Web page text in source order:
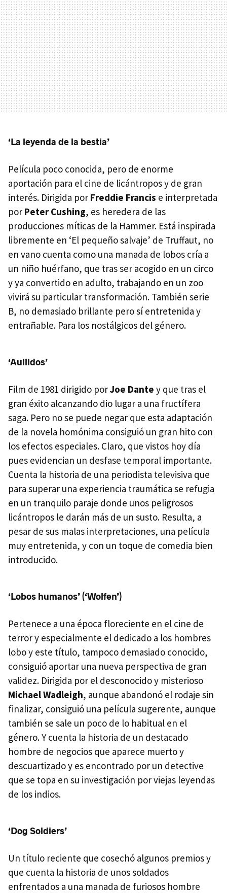
‘La leyenda de la bestia’
Película poco conocida, pero de enorme
aportación para el cine de licántropos y de gran
interés. Dirigida por Freddie Francis e interpretada
por Peter Cushing, es heredera de las
producciones míticas de la Hammer. Está inspirada
libremente en ‘El pequeño salvaje’ de Truffaut, no
en vano cuenta como una manada de lobos cría a
un niño huérfano, que tras ser acogido en un circo
y ya convertido en adulto, trabajando en un zoo
vivirá su particular transformación. También serie
B, no demasiado brillante pero sí entretenida y
entrañable. Para los nostálgicos del género.
‘Aullidos’
Film de 1981 dirigido porJoe Dante y que tras el
gran éxito alcanzando dio lugar a una fructífera
saga. Pero no se puede negar que esta adaptación
de la novela homónima consiguió un gran hito con
los efectos especiales. Claro, que vistos hoy día
pues evidencian un desfase temporal importante.
Cuenta la historia de una periodista televisiva que
para superar una experiencia traumática se refugia
en un tranquilo paraje donde unos peligrosos
licántropos le darán más de un susto. Resulta, a
pesar de sus malas interpretaciones, una película
muy entretenida, y con un toque de comedia bien
introducido.
‘Lobos humanos’ (‘Wolfen’)
Pertenece a una época floreciente en el cine de
terror y especialmente el dedicado a los hombres
lobo y este título, tampoco demasiado conocido,
consiguió aportar una nueva perspectiva de gran
validez. Dirigida por el desconocido y misterioso
Michael Wadleigh, aunque abandonó el rodaje sin
finalizar, consiguió una película sugerente, aunque
también se sale un poco de lo habitual en el
género. Y cuenta la historia de un destacado
hombre de negocios que aparece muerto y
descuartizado y es encontrado por un detective
que se topa en su investigación por viejas leyendas
de los indios.
‘Dog Soldiers’
Un título reciente que cosechó algunos premios y
que cuenta la historia de unos soldados
enfrentados a una manada de furiosos hombre